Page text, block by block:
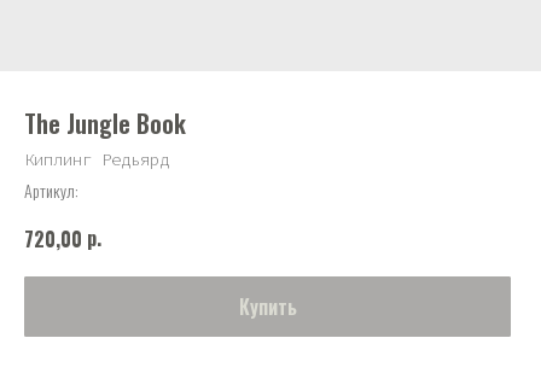
The Jungle Book
Киплинг Редьярд
Артикул:
720,00 р.
Купить